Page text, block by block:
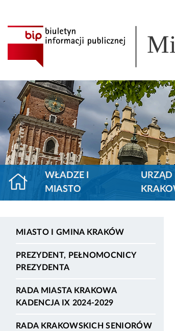
WŁADZE I
MIASTO
URZĄD
MIASTO I GMINA KRAKÓW
PREZYDENT, PEŁNOMOCNICY
PREZYDENTA
RADA MIASTA KRAKOWA
KADENCJA IX 2024-2029
RADA KRAKOWSKICH SENIORÓW